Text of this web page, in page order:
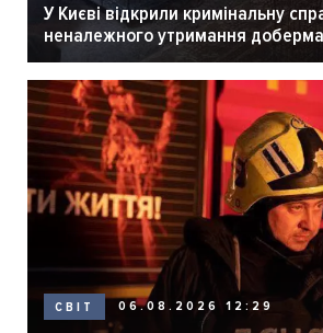
У Києві відкрили кримінальну
неналежного утримання
розпліднику
СВІТ 06.08.2026 12:29